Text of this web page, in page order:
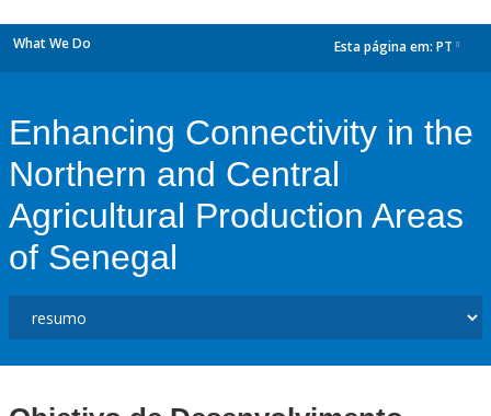
What We Do Esta página em: PT
Enhancing Connectivity in the
Northern and Central
Agricultural Production Areas
of Senegal